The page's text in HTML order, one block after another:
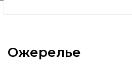
Ожерелье